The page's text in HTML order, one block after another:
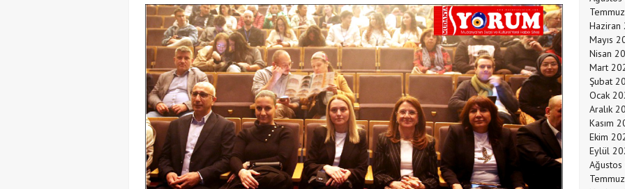
Haziran
Mayıs
Nisan
Mart
Şubat
Ocak
Aralık
Kasım
Ekim
Eylül